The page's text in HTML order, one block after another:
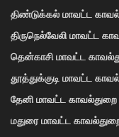
திண்டுக்கல் மாவட்ட
திருநெல்வேலி மாவட்ட
தென்காசி மாவட்ட
தூத்துக்குடி மாவட்ட
தேனி மாவட்ட காவல்துறை
மதுரை மாவட்ட